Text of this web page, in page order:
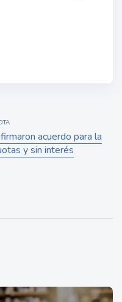
acuerdo para la
y sin interés